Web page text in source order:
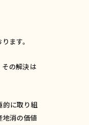
ます。
の解決は
的に取り組
地消の価値